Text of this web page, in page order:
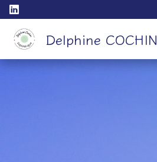
Delphine COCHIN